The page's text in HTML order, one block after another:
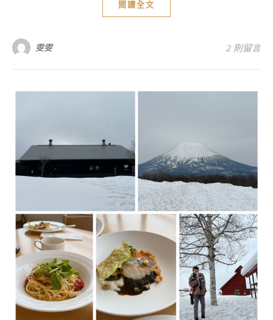
閱讀全文
雯雯 2 則留言